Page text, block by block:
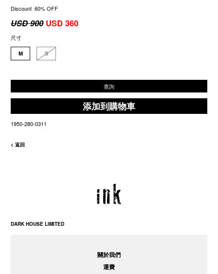
Discount 60% OFF
USD 900 USD 360
尺寸
M S
查詢
添加到購物車
1950-280-0311
< 返回
DARK HOUSE LIMITED
關於我們
運費